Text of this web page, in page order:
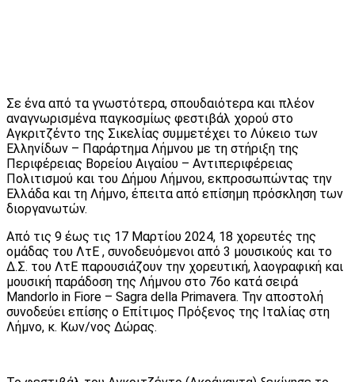
Σε ένα από τα γνωστότερα, σπουδαιότερα και πλέον
αναγνωρισμένα παγκοσμίως φεστιβάλ χορού στο
Αγκριτζέντο της Σικελίας συμμετέχει το Λύκειο των
Ελληνίδων – Παράρτημα Λήμνου με τη στήριξη της
Περιφέρειας Βορείου Αιγαίου – Αντιπεριφέρειας
Πολιτισμού και του Δήμου Λήμνου, εκπροσωπώντας την
Ελλάδα και τη Λήμνο, έπειτα από επίσημη πρόσκληση των
διοργανωτών.
Από τις 9 έως τις 17 Μαρτίου 2024, 18 χορευτές της
ομάδας του ΛτΕ , συνοδευόμενοι από 3 μουσικούς και το
Δ.Σ. του ΛτΕ παρουσιάζουν την χορευτική, λαογραφική και
μουσική παράδοση της Λήμνου στο 76ο κατά σειρά
Mandorlo in Fiore – Sagra della Primavera. Την αποστολή
συνοδεύει επίσης ο Επίτιμος Πρόξενος της Ιταλίας στη
Λήμνο, κ. Κων/νος Δώρας.